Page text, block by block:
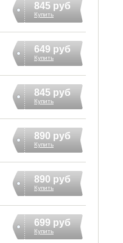
845 руб
Купить
649 руб
Купить
845 руб
Купить
890 руб
Купить
890 руб
Купить
699 руб
Купить